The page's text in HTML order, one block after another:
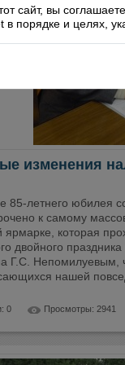
изменения
85-летнего юбилея
к самому
ярмарке, которая
двойного
Г.С. Непомилуевым,
нашей
0 Просмотры: 2941
сайт, вы
в порядке и целях,